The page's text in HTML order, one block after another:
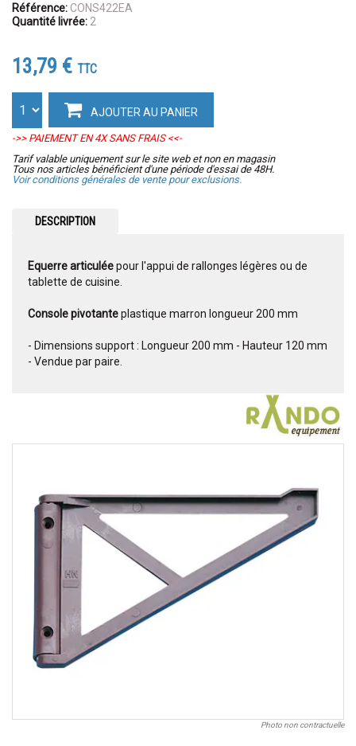
Référence: CONS422EA
Quantité livrée: 2
13,79 € TTC
AJOUTER AU PANIER
->> PAIEMENT EN 4X SANS FRAIS <<-
Tarif valable uniquement sur le site web et non en magasin
Tous nos articles bénéficient d'une période d'essai de 48H.
Voir conditions générales de vente pour exclusions.
DESCRIPTION
Equerre articuléepour l'appui de rallonges légères ou de
tablette de cuisine.
Console pivotanteplastique marron longueur 200 mm
- Dimensions support : Longueur 200 mm - Hauteur 120 mm
- Vendue par paire.
Photo non contractuelle